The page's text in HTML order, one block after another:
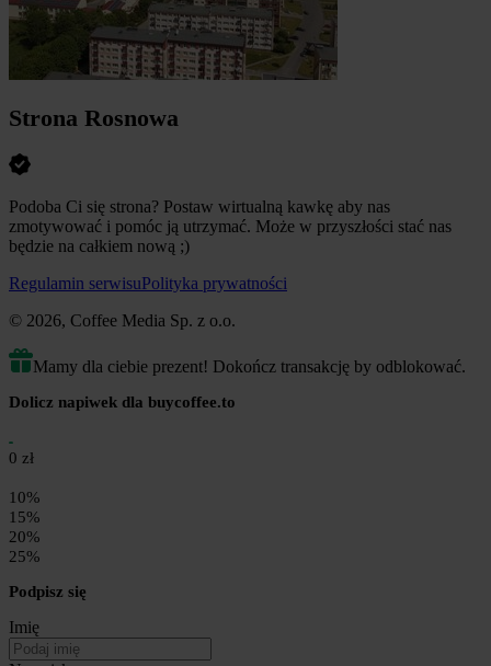
Strona Rosnowa
Podoba Ci się strona? Postaw wirtualną kawkę aby nas
zmotywować i pomóc ją utrzymać. Może w przyszłości stać nas
będzie na całkiem nową ;)
Regulamin serwisuPolityka prywatności
© 2026, Coffee Media Sp. z o.o.
Mamy dla ciebie prezent! Dokończ transakcję by odblokować.
Dolicz napiwek dla buycoffee.to
0 zł
10%
15%
20%
25%
Podpisz się
Imię